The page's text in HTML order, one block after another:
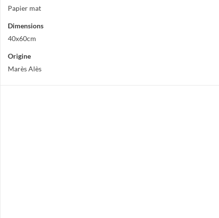
Papier mat
Dimensions
40x60cm
Origine
Marès Alès